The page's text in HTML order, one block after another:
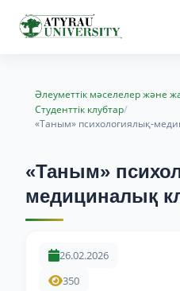
Әлеуметтік мәселелер және
Студенттік клубтар/
«Таным» психологиялық-
«Таным»
медициналық
26.02.2026
350